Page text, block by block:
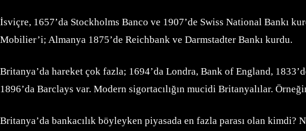
İsviçre, 1657’da Stockholms Banco ve 1907’de Swiss National Bankı
Mobilier’i; Almanya 1875’de Reichbank ve Darmstadter Bankı kurdu.
Britanya’da hareket çok fazla; 1694’da Londra, Bank of England,
1896’da Barclays var. Modern sigortacılığın mucidi Britanyalılar.
Britanya’da bankacılık böyleyken piyasada en fazla parası olan kimdi?